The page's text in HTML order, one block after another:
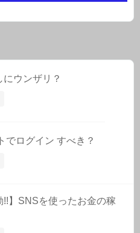
ウンザリ？
でログイン すべき？
!!】SNSを使ったお金の稼